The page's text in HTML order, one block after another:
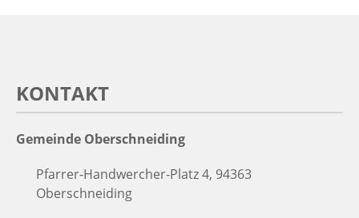
KONTAKT
Gemeinde Oberschneiding
Pfarrer-Handwercher-Platz 4, 94363
Oberschneiding